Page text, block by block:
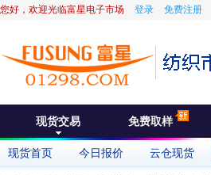
您好，欢迎光临富星电子市场 登录 免费注册
现货交易 免费取样
现货首页 今日报价 云仓现货